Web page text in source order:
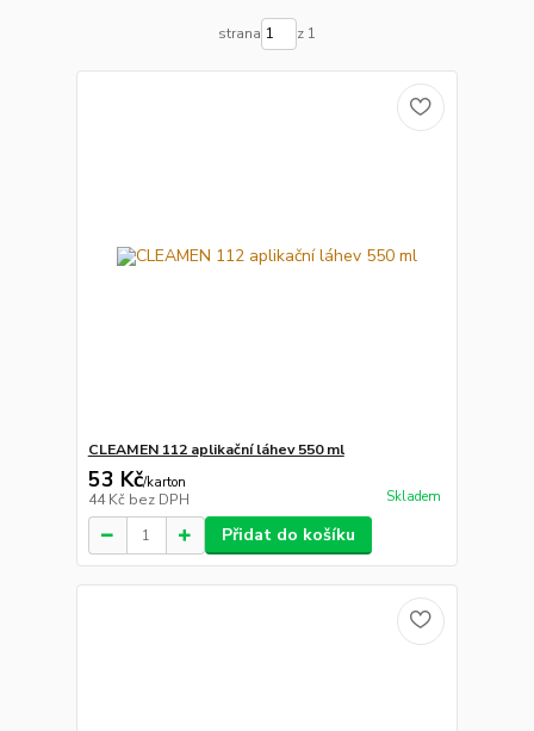
strana z 1
CLEAMEN 112 aplikační láhev 550 ml
53 Kč/karton
44 Kč bez DPH Skladem
Přidat do košíku